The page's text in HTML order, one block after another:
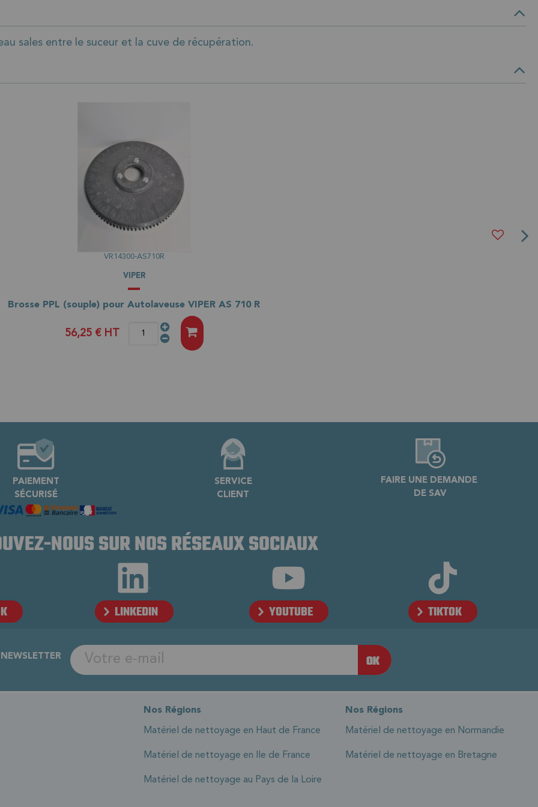
sales entre le suceur et la cuve de récupération.
VR14300-AS710R
VIPER
Brosse PPL (souple) pour Autolaveuse VIPER AS 710 R
56,25 € HT
PAIEMENT
SÉCURISÉ
SERVICE
CLIENT
FAIRE UNE DEMANDE
DE SAV
NOUS SUR NOS RÉSEAUX SOCIAUX
LINKEDIN YOUTUBE TIKTOK
Nos Régions
Matériel de nettoyage en Haut de France
Matériel de nettoyage en Ile de France
Matériel de nettoyage au Pays de la Loire
Nos Régions
Matériel de nettoyage en Normandie
Matériel de nettoyage en Bretagne